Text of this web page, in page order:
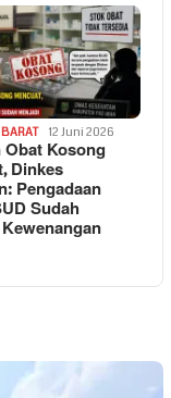
12 Juni 2026
Kosong
Dinkes
Pengadaan
Sudah